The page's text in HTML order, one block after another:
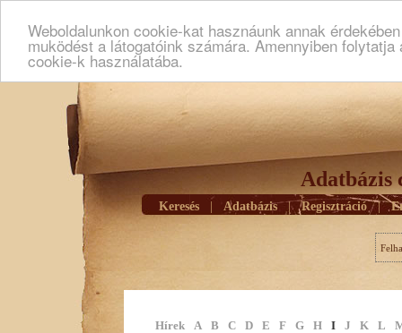
Weboldalunkon cookie-kat hasznáunk annak
muködést a látogatóink számára. Amennyiben
cookie-k használatába.
Adatbázis
Keresés Adatbázis | Regisztráció |
Hírek A B C D E F G H I J K L